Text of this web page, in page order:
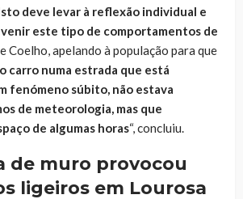
deve levar à reflexão individual e
este tipo de comportamentos de
Coelho, apelando à população para que
carro numa estrada que está
fenómeno súbito, não estava
de meteorologia, mas que
de algumas horas“, concluiu.
de muro provocou
ligeiros em Lourosa